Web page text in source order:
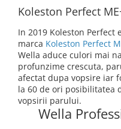
Koleston Perfect
In 2019 Koleston
marca Koleston Perfect
Wella aduce culori mai
profunzime crescuta,
afectat dupa vopsire iar
la 60 de ori posibilitatea
vopsirii parului.
Wella